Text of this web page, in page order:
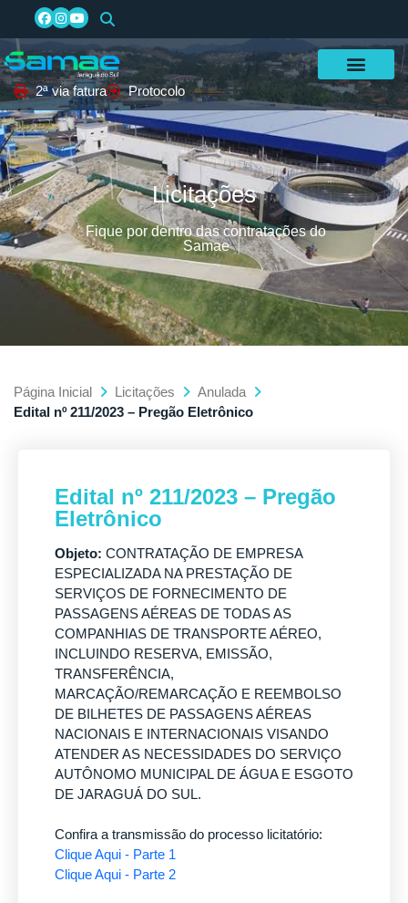
2ª via fatura Protocolo
Licitações
Fique por dentro das contratações do
Samae
Página Inicial Licitações
Anulada
Edital nº 211/2023 – Pregão Eletrônico
Edital nº 211/2023 – Pregão
Eletrônico
Objeto: CONTRATAÇÃO DE EMPRESA
ESPECIALIZADA NA PRESTAÇÃO DE
SERVIÇOS DE FORNECIMENTO DE
PASSAGENS AÉREAS DE TODAS AS
COMPANHIAS DE TRANSPORTE AÉREO,
INCLUINDO RESERVA, EMISSÃO,
TRANSFERÊNCIA,
MARCAÇÃO/REMARCAÇÃO E REEMBOLSO
DE BILHETES DE PASSAGENS AÉREAS
NACIONAIS E INTERNACIONAIS VISANDO
ATENDER AS NECESSIDADES DO SERVIÇO
AUTÔNOMO MUNICIPAL DE ÁGUA E ESGOTO
DE JARAGUÁ DO SUL.
Confira a transmissão do processo licitatório:
Clique Aqui - Parte 1
Clique Aqui - Parte 2